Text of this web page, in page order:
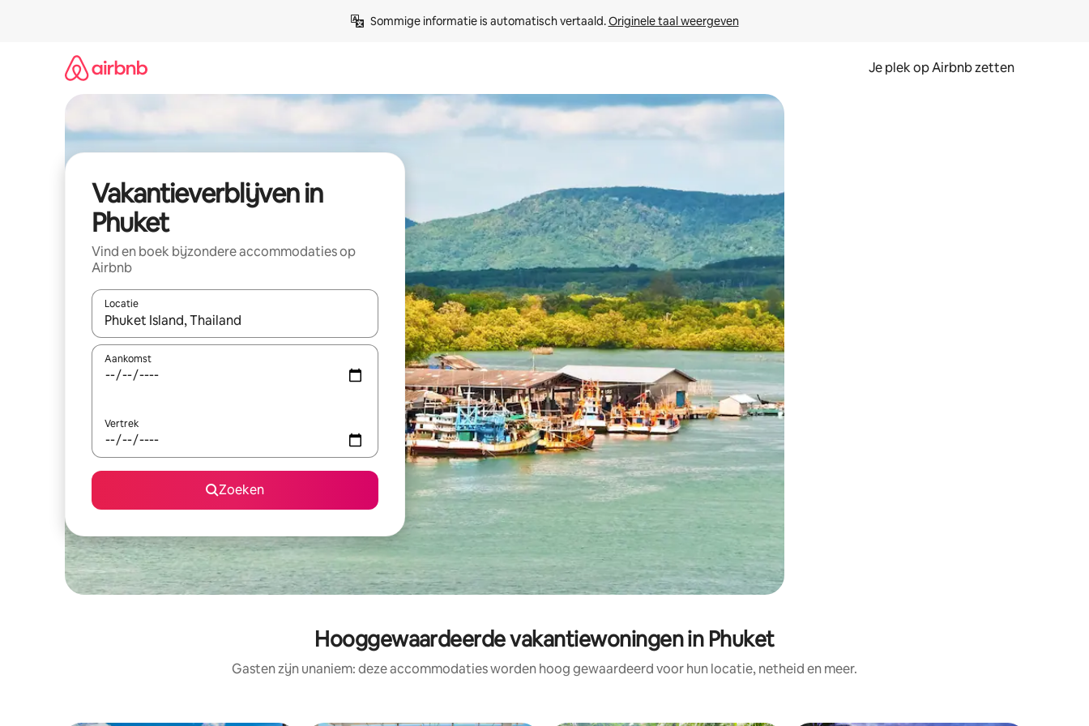
Sommige informatie is automatisch vertaald. Originele taal weergeven
Je plek op Airbnb zetten
Vakantieverblijven in
Phuket
Vind en boek bijzondere accommodaties op
Airbnb
Locatie
Wanneer er resultaten beschikbaar zijn, maak je een keuze met je de pijltjestoetsen omhoog en omlaag, óf door te tikken of swipen.
Aankomst
Vertrek
Zoeken
Hooggewaardeerde vakantiewoningen in Phuket
Gasten zijn unaniem: deze accommodaties worden hoog gewaardeerd voor hun locatie, netheid en meer.